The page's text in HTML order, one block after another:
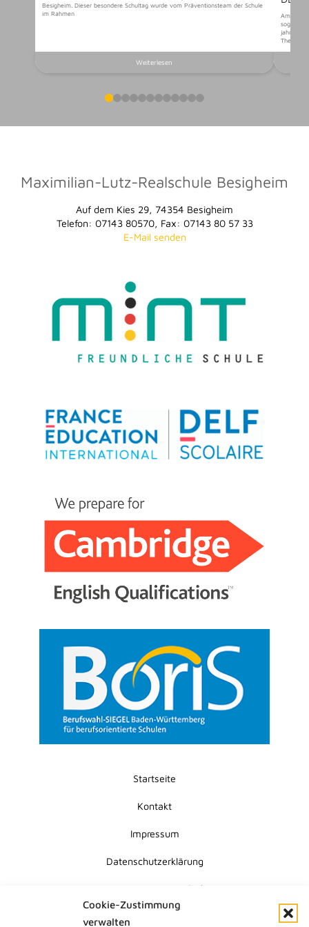
Cookie-Zustimmung
verwalten
Besigheim. Dieser besondere Schultag wurde vom Präventionsteam der Schule
im Rahmen
Weiterlesen
Am
Themen
0 1 2 3 4 5 6 7 8 9 1011
Maximilian-Lutz-Realschule Besigheim
Auf dem Kies 29, 74354 Besigheim
Telefon: 07143 80570, Fax: 07143 80 57 33
E-Mail senden
Startseite
Kontakt
Impressum
Datenschutzerklärung
Erklärung zur Barrierefreiheit
Cookie-Richtlinie (EU)